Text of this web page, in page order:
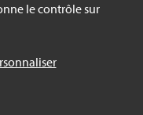
le contrôle sur
la race
égard. Les
la